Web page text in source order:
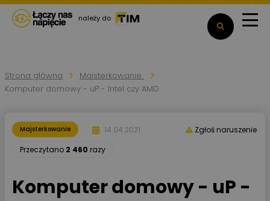
należy do
Strona główna
Majsterkowanie
Komputer domowy - uP - Intel czy AMD
Majsterkowanie
14.04.2021
Przeczytano 2 460 razy
Zgłoś naruszenie
Komputer domowy - uP -